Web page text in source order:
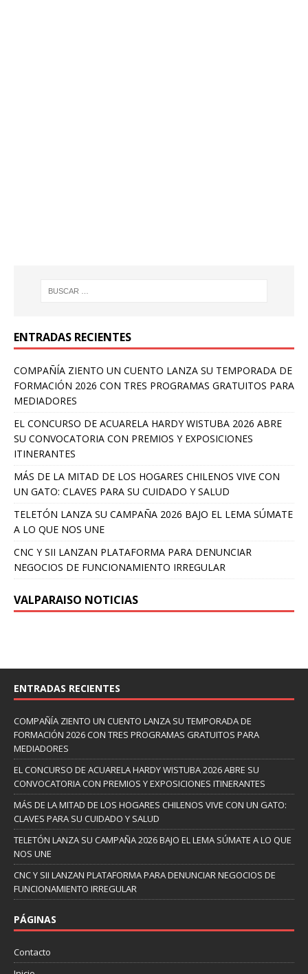
ENTRADAS RECIENTES
COMPAÑÍA ZIENTO UN CUENTO LANZA SU TEMPORADA DE
FORMACIÓN 2026 CON TRES PROGRAMAS GRATUITOS PARA
MEDIADORES
EL CONCURSO DE ACUARELA HARDY WISTUBA 2026 ABRE
SU CONVOCATORIA CON PREMIOS Y EXPOSICIONES
ITINERANTES
MÁS DE LA MITAD DE LOS HOGARES CHILENOS VIVE CON
UN GATO: CLAVES PARA SU CUIDADO Y SALUD
TELETÓN LANZA SU CAMPAÑA 2026 BAJO EL LEMA SÚMATE
A LO QUE NOS UNE
CNC Y SII LANZAN PLATAFORMA PARA DENUNCIAR
NEGOCIOS DE FUNCIONAMIENTO IRREGULAR
VALPARAISO NOTICIAS
ENTRADAS RECIENTES
COMPAÑÍA ZIENTO UN CUENTO LANZA SU TEMPORADA DE
FORMACIÓN 2026 CON TRES PROGRAMAS GRATUITOS PARA
MEDIADORES
EL CONCURSO DE ACUARELA HARDY WISTUBA 2026 ABRE SU
CONVOCATORIA CON PREMIOS Y EXPOSICIONES ITINERANTES
MÁS DE LA MITAD DE LOS HOGARES CHILENOS VIVE CON UN GATO:
CLAVES PARA SU CUIDADO Y SALUD
TELETÓN LANZA SU CAMPAÑA 2026 BAJO EL LEMA SÚMATE A LO QUE
NOS UNE
CNC Y SII LANZAN PLATAFORMA PARA DENUNCIAR NEGOCIOS DE
FUNCIONAMIENTO IRREGULAR
PÁGINAS
Contacto